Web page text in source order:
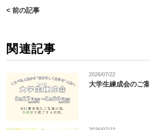
< 前の記事
関連記事
2026/07/22
大学生練成会のご